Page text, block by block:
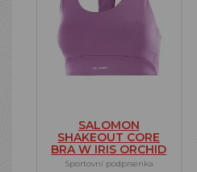
SALOMON
SHAKEOUT CORE
BRA W IRIS ORCHID
Sportovní podprsenka